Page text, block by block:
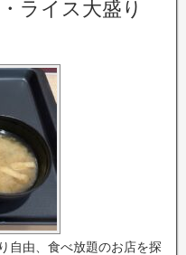
ライス大盛り
自由、食べ放題のお店を探